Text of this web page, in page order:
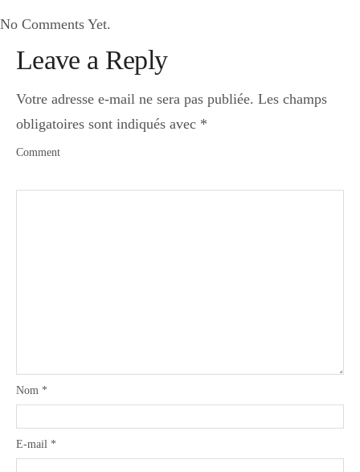
Dessert
No Comments Yet.
Leave a Reply
Votre adresse e-mail ne sera pas publiée. Les champs
obligatoires sont indiqués avec *
Comment
Nom *
E-mail *